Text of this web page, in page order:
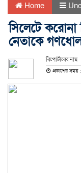
Home
সিলেটে করোনা
নেতাকে
রিপোর্টারের নাম
প্রকাশের সময়